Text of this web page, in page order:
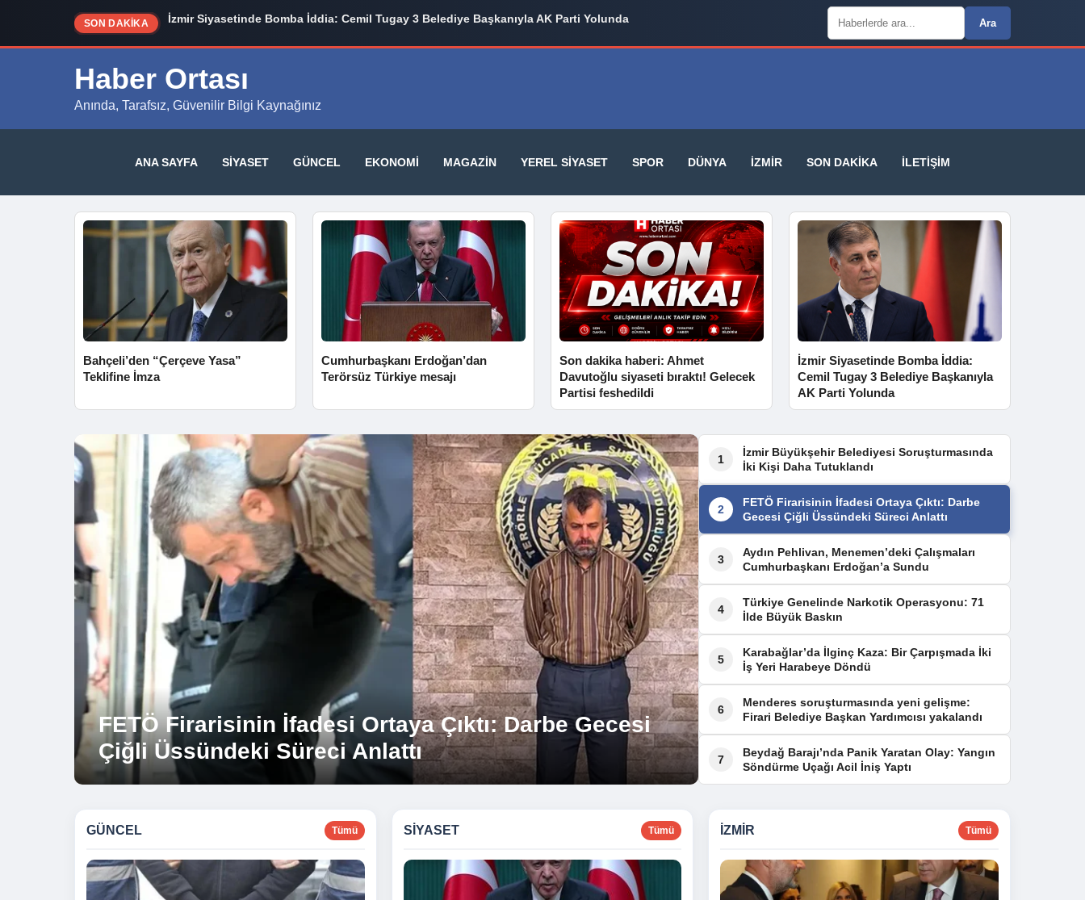
SON DAKİKA İzmir Siyasetinde Bomba İddia: Cemil Tugay 3 Belediye Başkanıyla AK Parti Yolunda Arama:
Ara
Haber Ortası
Anında, Tarafsız, Güvenilir Bilgi Kaynağınız
ANA SAYFA SIYASET GÜNCEL EKONOMI MAGAZIN YEREL SIYASET SPOR DÜNYA İZMIR SON DAKIKA İLETIŞIM
Bahçeli’den “Çerçeve Yasa”
Teklifine İmza
Cumhurbaşkanı Erdoğan’dan
Terörsüz Türkiye mesajı
Son dakika haberi: Ahmet
Davutoğlu siyaseti bıraktı! Gelecek
Partisi feshedildi
İzmir Siyasetinde Bomba İddia:
Cemil Tugay 3 Belediye Başkanıyla
AK Parti Yolunda
FETÖ Firarisinin İfadesi Ortaya Çıktı: Darbe Gecesi
Çiğli Üssündeki Süreci Anlattı
Aydın Pehlivan, Menemen’deki Çalışmaları
Cumhurbaşkanı Erdoğan’a Sundu
1
İzmir Büyükşehir Belediyesi Soruşturmasında
İki Kişi Daha Tutuklandı
2
FETÖ Firarisinin İfadesi Ortaya Çıktı: Darbe
Gecesi Çiğli Üssündeki Süreci Anlattı
3
Aydın Pehlivan, Menemen’deki Çalışmaları
Cumhurbaşkanı Erdoğan’a Sundu
4
Türkiye Genelinde Narkotik Operasyonu: 71
İlde Büyük Baskın
5
Karabağlar’da İlginç Kaza: Bir Çarpışmada İki
İş Yeri Harabeye Döndü
6
Menderes soruşturmasında yeni gelişme:
Firari Belediye Başkan Yardımcısı yakalandı
7
Beydağ Barajı’nda Panik Yaratan Olay: Yangın
Söndürme Uçağı Acil İniş Yaptı
GÜNCEL Tümü SIYASET Tümü İZMIR Tümü